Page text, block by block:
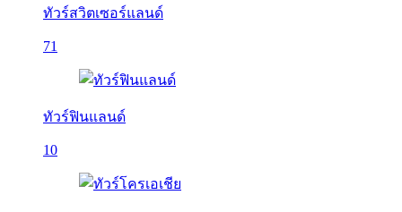
ทัวร์สวิตเซอร์แลนด์
71
ทัวร์ฟินแลนด์
10